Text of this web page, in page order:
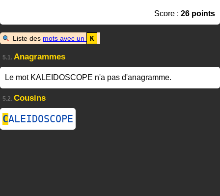
Score : 26 points
Liste des mots avec un K
5.1. Anagrammes
Le mot KALEIDOSCOPE n'a pas d'anagramme.
5.2. Cousins
CALEIDOSCOPE